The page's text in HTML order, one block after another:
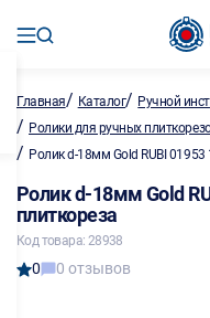
Главная/ Каталог/ Ручной
/ Ролики для ручных
/ Ролик d-18мм Gold RUBI
Ролик d-18мм Gold
плиткореза
Код товара: 28938
0 0 отзывов